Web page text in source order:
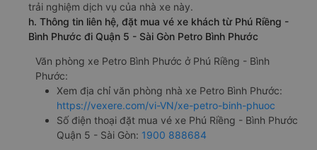
trải nghiệm dịch vụ của nhà xe này.
h. Thông tin liên hệ, đặt mua vé xe khách từ Phú Riềng -
Bình Phước đi Quận 5 - Sài Gòn Petro Bình Phước
Văn phòng xe Petro Bình Phước ở Phú Riềng - Bình
Phước:
Xem địa chỉ văn phòng nhà xe Petro Bình Phước:
https://vexere.com/vi-VN/xe-petro-binh-phuoc
Số điện thoại đặt mua vé xe Phú Riềng - Bình Phước
Quận 5 - Sài Gòn: 1900 888684